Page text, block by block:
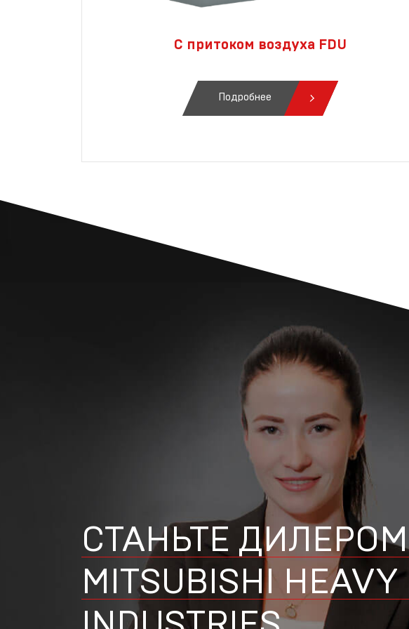
С притоком воздуха FDU
Подробнее
СТАНЬТЕ ДИЛЕРОМ
MITSUBISHI HEAVY